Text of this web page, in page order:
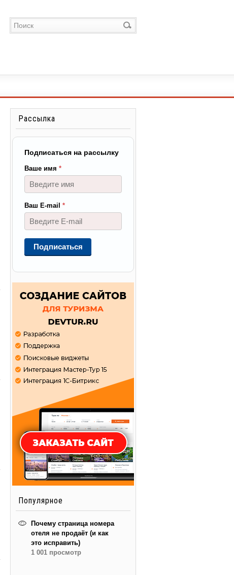
Рассылка
Подписаться на рассылку
Ваше имя *
Ваш E-mail *
Подписаться
Популярное
Почему страница номера
отеля не продаёт (и как
это исправить)
1 001 просмотр